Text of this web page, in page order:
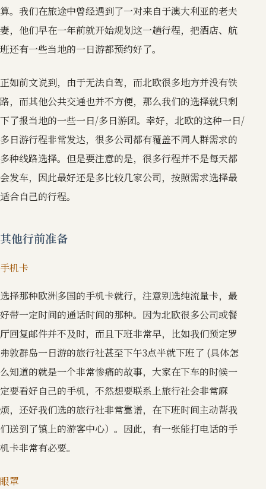
算。我们在旅途中曾经遇到了一对来自于澳大利亚的老夫
妻，他们早在一年前就开始规划这一趟行程，把酒店、航
班还有一些当地的一日游都预约好了。
正如前文说到，由于无法自驾，而北欧很多地方并没有铁
路，而其他公共交通也并不方便，那么我们的选择就只剩
下了报当地的一些一日/多日游团。幸好，北欧的这种一日/
多日游行程非常发达，很多公司都有覆盖不同人群需求的
多种线路选择。但是要注意的是，很多行程并不是每天都
会发车，因此最好还是多比较几家公司，按照需求选择最
适合自己的行程。
其他行前准备
手机卡
选择那种欧洲多国的手机卡就行，注意别选纯流量卡，最
好带一定时间的通话时间的那种。因为北欧很多公司或餐
厅回复邮件并不及时，而且下班非常早，比如我们预定罗
弗敦群岛一日游的旅行社甚至下午3点半就下班了 (具体怎
么知道的就是一个非常惨痛的故事，大家在下车的时候一
定要看好自己的手机，不然想要联系上旅行社会非常麻
烦，还好我们选的旅行社非常靠谱，在下班时间主动帮我
们送到了镇上的游客中心）。因此，有一张能打电话的手
机卡非常有必要。
眼罩